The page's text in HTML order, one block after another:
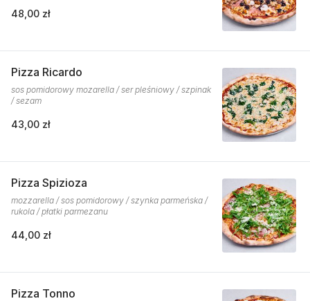
48,00 zł
Pizza Ricardo
sos pomidorowy mozarella / ser pleśniowy / szpinak
/ sezam
43,00 zł
Pizza Spizioza
mozzarella / sos pomidorowy / szynka parmeńska /
rukola / płatki parmezanu
44,00 zł
Pizza Tonno